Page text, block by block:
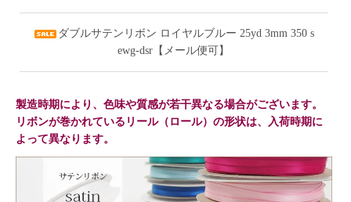
ダブルサテンリボン ロイヤルブルー 25yd 3mm 350 s
ewg-dsr【メール便可】
製造時期により、色味や質感が若干異なる場合がございます。
リボンが巻かれているリール（ロール）の形状は、入荷時期に
よって異なります。